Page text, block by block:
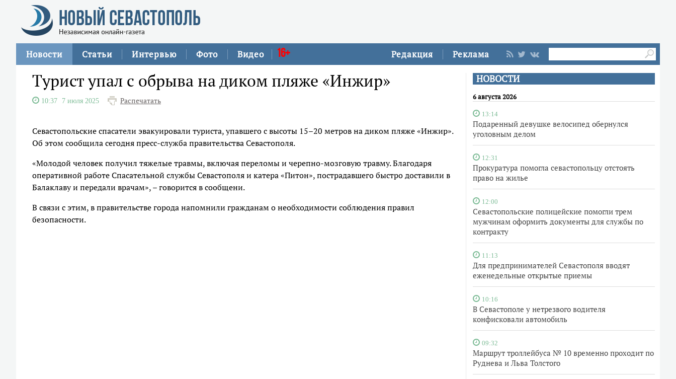
Редакция Реклама
Новости Статьи Интервью Фото Видео 16+
НОВОСТИ
6 августа 2026
13:14
Подаренный девушке велосипед обернулся
уголовным делом
12:31
Прокуратура помогла севастопольцу отстоять
право на жилье
12:00
Севастопольские полицейские помогли трем
мужчинам оформить документы для службы по
контракту
11:13
Для предпринимателей Севастополя вводят
еженедельные открытые приемы
10:16
В Севастополе у нетрезвого водителя
конфисковали автомобиль
09:32
Маршрут троллейбуса № 10 временно проходит по
Руднева и Льва Толстого
Турист упал с обрыва на диком пляже «Инжир»
10:37 7 июля 2025 Распечатать
Севастопольские спасатели эвакуировали туриста, упавшего с высоты 15–20 метров на диком пляже «Инжир».
Об этом сообщила сегодня пресс-служба правительства Севастополя.
«Молодой человек получил тяжелые травмы, включая переломы и черепно-мозговую травму. Благодаря
оперативной работе Спасательной службы Севастополя и катера «Питон», пострадавшего быстро доставили в
Балаклаву и передали врачам», – говорится в сообщени.
В связи с этим, в правительстве города напомнили гражданам о необходимости соблюдения правил
безопасности.